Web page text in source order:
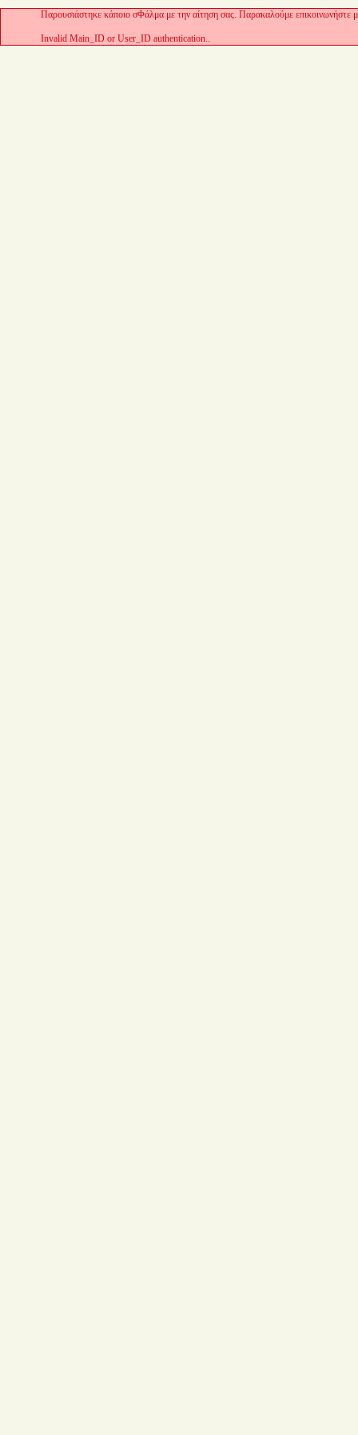
Παρουσιάστηκε κάποιο σΦάλμα με την αίτηση σας. Παρακαλούμε επικοινωνήστε
Invalid Main_ID or User_ID authentication..